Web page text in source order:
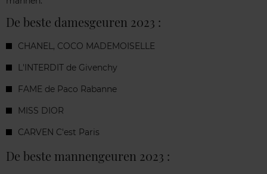
De beste damesgeuren 2023 :
CHANEL, COCO MADEMOISELLE
L'INTERDIT de Givenchy
FAME de Paco Rabanne
MISS DIOR
CARVEN C'est Paris
De beste mannengeuren 2023 :